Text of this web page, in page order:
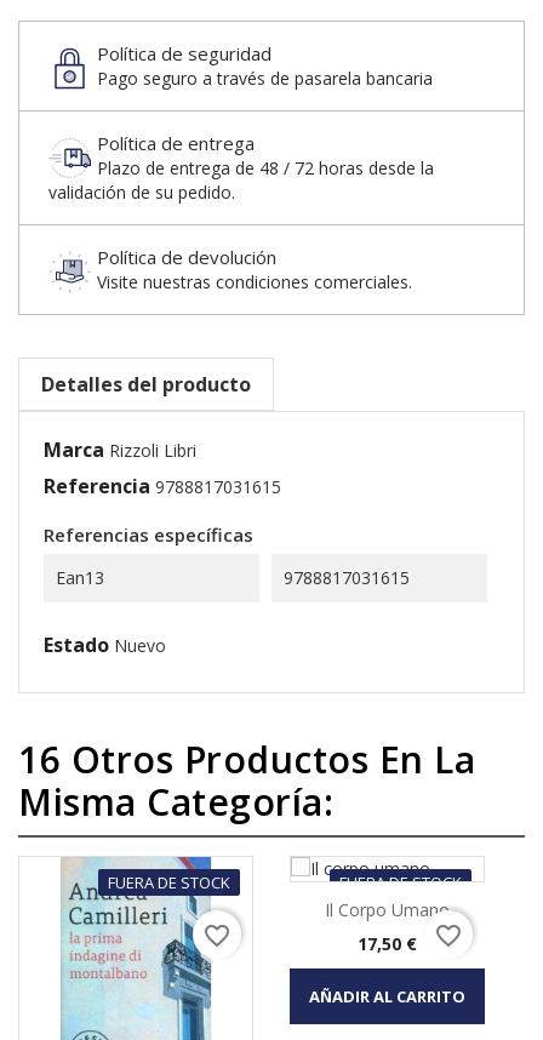
Política de seguridad
Pago seguro a través de pasarela bancaria
Política de entrega
Plazo de entrega de 48 / 72 horas desde la
validación de su pedido.
Política de devolución
Visite nuestras condiciones comerciales.
Detalles del producto
Marca Rizzoli Libri
Referencia 9788817031615
Referencias específicas
Ean13 9788817031615
Estado Nuevo
16 Otros Productos En La
Misma Categoría:
FUERA DE STOCK
favorite_border
FUERA DE STOCK
Il Corpo Umano
Precio
17,50 €
AÑADIR AL CARRITO
favorite_border